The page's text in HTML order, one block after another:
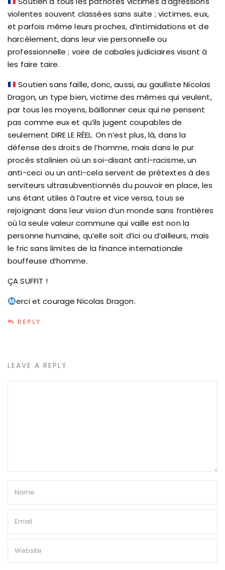
violentes souvent classées sans suite ; victimes, eux,
et parfois même leurs proches, d’intimidations et de
harcèlement, dans leur vie personnelle ou
professionnelle ; voire de cabales judiciaires visant à
les faire taire.
Soutien sans faille, donc, aussi, au gaulliste Nicolas
Dragon, un type bien, victime des mêmes qui veulent,
par tous les moyens, bâillonner ceux qui ne pensent
pas comme eux et qu’ils jugent coupables de
seulement DIRE LE RÉEL. On n’est plus, là, dans la
défense des droits de l’homme, mais dans le pur
procès stalinien où un soi-disant anti-racisme, un
anti-ceci ou un anti-cela servent de prétextes à des
serviteurs ultrasubventionnés du pouvoir en place, les
uns étant utiles à l’autre et vice versa, tous se
rejoignant dans leur vision d’un monde sans frontières
où la seule valeur commune qui vaille est non la
personne humaine, qu’elle soit d’ici ou d’ailleurs, mais
le fric sans limites de la finance internationale
bouffeuse d’homme.
ÇA SUFFIT !
erci et courage Nicolas Dragon.
REPLY
LEAVE A REPLY